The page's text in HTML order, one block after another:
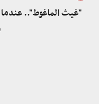
"غيث الماغوط".. عندما